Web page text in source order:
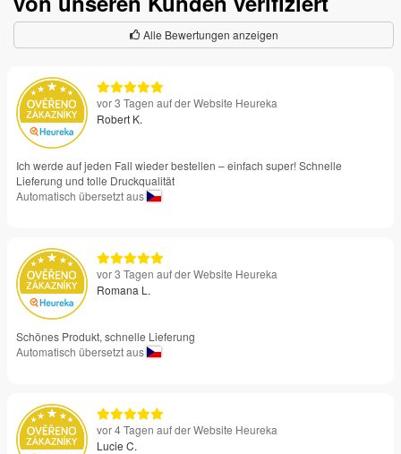
Alle Bewertungen anzeigen
vor 3 Tagen auf der Website Heureka
Robert K.
Ich werde auf jeden Fall wieder bestellen – einfach super! Schnelle
Lieferung und tolle Druckqualität
Automatisch übersetzt aus
vor 3 Tagen auf der Website Heureka
Romana L.
Schönes Produkt, schnelle Lieferung
Automatisch übersetzt aus
vor 4 Tagen auf der Website Heureka
Lucie C.